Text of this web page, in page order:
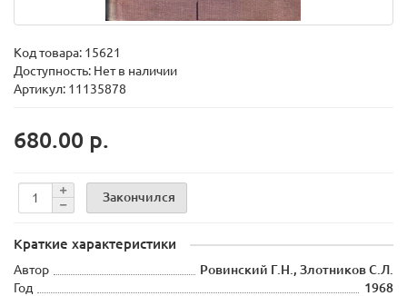
Код товара: 15621
Доступность: Нет в наличии
Артикул: 11135878
680.00 р.
Закончился
Краткие характеристики
Автор
Ровинский Г.Н., Злотников С.Л.
Год
1968